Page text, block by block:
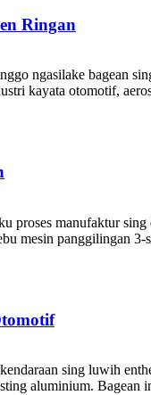
Ringan
ngasilake bagean
kayata otomotif,
manufaktur
mesin panggilingan
sing luwih
aluminium. Bagean